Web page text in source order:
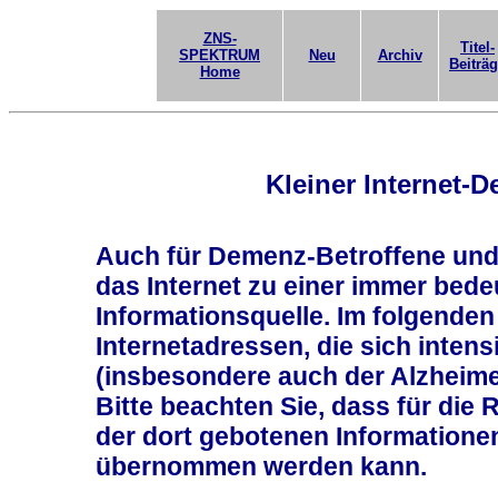
ZNS-
SPEKTRUM
Home
Neu Archiv
Titel-
Kleiner Internet-
Auch für Demenz-Betroffene
das Internet zu einer immer
Informationsquelle. Im
Internetadressen, die sich
(insbesondere auch der
Bitte beachten Sie, dass für die
der dort gebotenen
übernommen werden kann.